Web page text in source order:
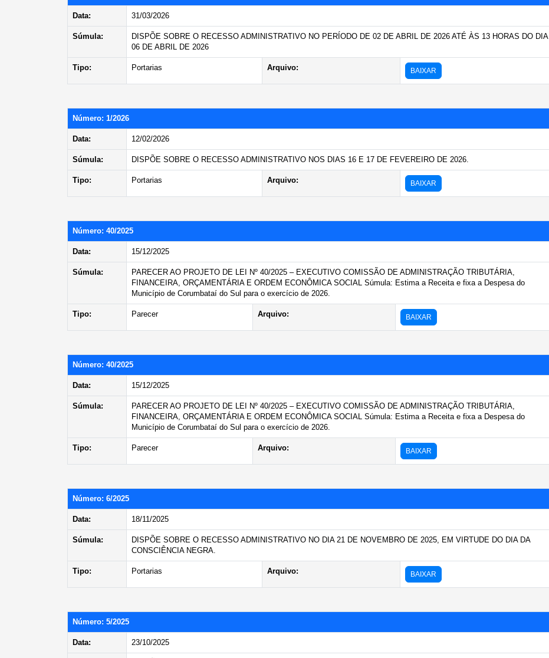
Data: 31/03/2026
Súmula:
DISPÕE SOBRE O RECESSO ADMINISTRATIVO NO PERÍODO DE 02 DE ABRIL DE 2026 ATÉ ÀS 13 HORAS DO DIA
06 DE ABRIL DE 2026
Tipo: Portarias Arquivo: BAIXAR
Número: 1/2026
Data: 12/02/2026
Súmula: DISPÕE SOBRE O RECESSO ADMINISTRATIVO NOS DIAS 16 E 17 DE FEVEREIRO DE 2026.
Tipo: Portarias Arquivo: BAIXAR
Número: 40/2025
Data: 15/12/2025
Súmula:
PARECER AO PROJETO DE LEI Nº 40/2025 – EXECUTIVO COMISSÃO DE ADMINISTRAÇÃO TRIBUTÁRIA,
FINANCEIRA, ORÇAMENTÁRIA E ORDEM ECONÔMICA SOCIAL Súmula: Estima a Receita e fixa a Despesa do
Município de Corumbataí do Sul para o exercício de 2026.
Tipo: Parecer Arquivo: BAIXAR
Número: 40/2025
Data: 15/12/2025
Súmula:
PARECER AO PROJETO DE LEI Nº 40/2025 – EXECUTIVO COMISSÃO DE ADMINISTRAÇÃO TRIBUTÁRIA,
FINANCEIRA, ORÇAMENTÁRIA E ORDEM ECONÔMICA SOCIAL Súmula: Estima a Receita e fixa a Despesa do
Município de Corumbataí do Sul para o exercício de 2026.
Tipo: Parecer Arquivo: BAIXAR
Número: 6/2025
Data: 18/11/2025
Súmula:
DISPÕE SOBRE O RECESSO ADMINISTRATIVO NO DIA 21 DE NOVEMBRO DE 2025, EM VIRTUDE DO DIA DA
CONSCIÊNCIA NEGRA.
Tipo: Portarias Arquivo: BAIXAR
Número: 5/2025
Data: 23/10/2025